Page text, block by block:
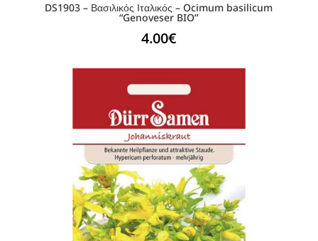
DS1903 – Βασιλικός Ιταλικός – Ocimum basilicum
“Genoveser BIO”
4.00€